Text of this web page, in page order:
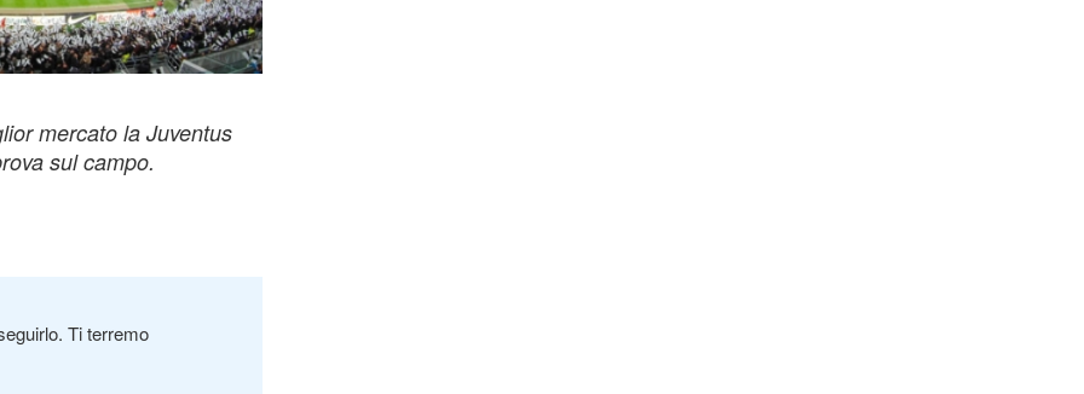
mercato la Juventus
sul campo.
Ti terremo